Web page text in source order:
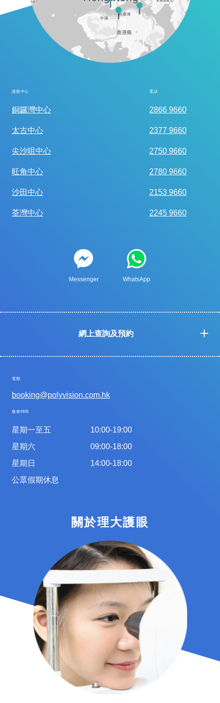
護眼中心 電話
銅鑼灣中心 2866 9660
太古中心 2377 9660
尖沙咀中心 2750 9660
旺角中心 2780 9660
沙田中心 2153 9660
荃灣中心 2245 9660
Messenger WhatsApp
網上查詢及預約
電郵
booking@polyvision.com.hk
服務時間
星期一至五
星期六
星期日
公眾假期休息
10:00-19:00
09:00-18:00
14:00-18:00
關於理大護眼